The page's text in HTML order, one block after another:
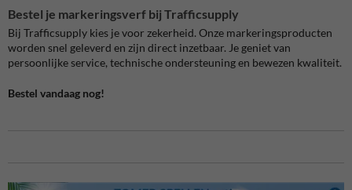
Bestel je markeringsverf bij Trafficsupply
Bij Trafficsupply kies je voor zekerheid. Onze markeringsproducten
worden snel geleverd en zijn direct inzetbaar. Je geniet van
persoonlijke service, technische ondersteuning en bewezen kwaliteit.
Bestel vandaag nog!